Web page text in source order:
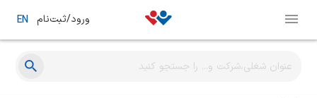
ورود/ثبت‌نام EN